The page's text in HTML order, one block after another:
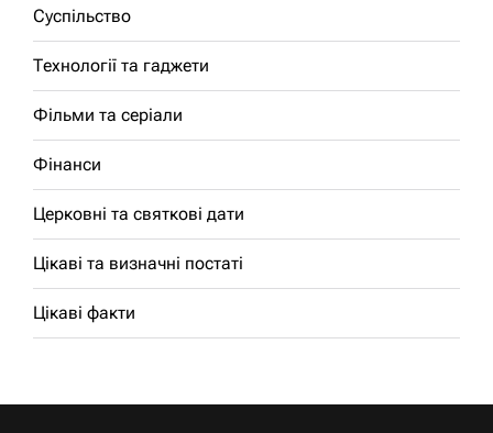
Суспільство
Технології та гаджети
Фільми та серіали
Фінанси
Церковні та святкові дати
Цікаві та визначні постаті
Цікаві факти